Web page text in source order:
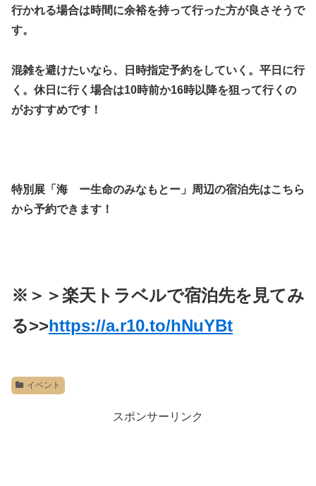
行かれる場合は時間に余裕を持って行った方が良さそうで
す。
混雑を避けたいなら、日時指定予約をしていく。平日に行
く。休日に行く場合は10時前か16時以降を狙って行くの
がおすすめです！
特別展「海 ー生命のみなもとー」周辺の宿泊先はこちら
から予約できます！
※＞＞楽天トラベルで宿泊先を見てみ
る>>https://a.r10.to/hNuYBt
イベント
スポンサーリンク